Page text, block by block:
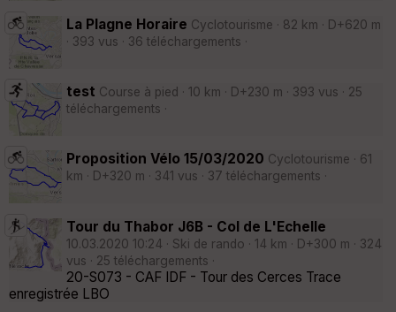
La Plagne Horaire Cyclotourisme · 82 km · D+620 m
· 393 vus · 36 téléchargements ·
test Course à pied · 10 km · D+230 m · 393 vus · 25
téléchargements ·
Proposition Vélo 15/03/2020 Cyclotourisme · 61
km · D+320 m · 341 vus · 37 téléchargements ·
Tour du Thabor J6B - Col de L'Echelle
10.03.2020 10:24 · Ski de rando · 14 km · D+300 m · 324
vus · 25 téléchargements ·
20-S073 - CAF IDF - Tour des Cerces Trace
enregistrée LBO